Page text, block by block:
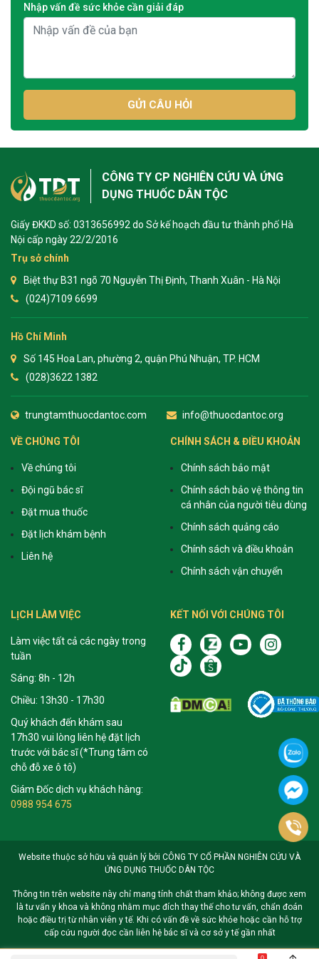
Nhập vấn đề sức khỏe cần giải đáp
GỬI CÂU HỎI
CÔNG TY CP NGHIÊN CỨU VÀ ỨNG
DỤNG THUỐC DÂN TỘC
Giấy ĐKKD số: 0313656992 do Sở kế hoạch đầu tư thành phố Hà
Nội cấp ngày 22/2/2016
Trụ sở chính
Biệt thự B31 ngõ 70 Nguyễn Thị Định, Thanh Xuân - Hà Nội
(024)7109 6699
Hồ Chí Minh
Số 145 Hoa Lan, phường 2, quận Phú Nhuận, TP. HCM
(028)3622 1382
trungtamthuocdantoc.com info@thuocdantoc.org
VỀ CHÚNG TÔI
Về chúng tôi
Đội ngũ bác sĩ
Đặt mua thuốc
Đặt lịch khám bệnh
Liên hệ
CHÍNH SÁCH & ĐIỀU KHOẢN
Chính sách bảo mật
Chính sách bảo vệ thông tin
cá nhân của người tiêu dùng
Chính sách quảng cáo
Chính sách và điều khoản
Chính sách vận chuyển
LỊCH LÀM VIỆC
Làm việc tất cả các ngày trong
tuần
Sáng: 8h - 12h
Chiều: 13h30 - 17h30
Quý khách đến khám sau
17h30 vui lòng liên hệ đặt lịch
trước với bác sĩ (*Trung tâm có
chỗ đỗ xe ô tô)
Giám Đốc dịch vụ khách hàng:
0988 954 675
KẾT NỐI VỚI CHÚNG TÔI
Website thuộc sở hữu và quản lý bởi CÔNG TY CỔ PHẦN NGHIÊN CỨU VÀ
ỨNG DỤNG THUỐC DÂN TỘC
Thông tin trên website này chỉ mang tính chất tham khảo; không được xem
là tư vấn y khoa và không nhằm mục đích thay thế cho tư vấn, chẩn đoán
hoặc điều trị từ nhân viên y tế. Khi có vấn đề về sức khỏe hoặc cần hỗ trợ
cấp cứu người đọc cần liên hệ bác sĩ và cơ sở y tế gần nhất